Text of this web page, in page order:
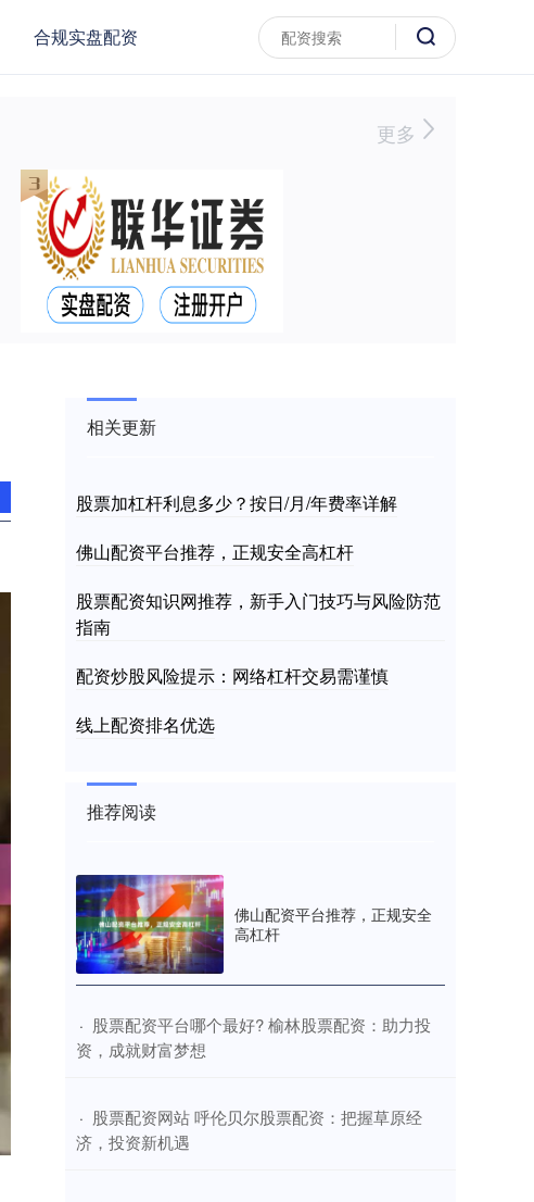
合规实盘配资
更多
相关更新
股票加杠杆利息多少？按日/月/年费率详解
佛山配资平台推荐，正规安全高杠杆
股票配资知识网推荐，新手入门技巧与风险防范
指南
配资炒股风险提示：网络杠杆交易需谨慎
线上配资排名优选
推荐阅读
佛山配资平台推荐，正规安全
高杠杆
· ​股票配资平台哪个最好? 榆林股票配资：助力投
资，成就财富梦想
· ​股票配资网站 呼伦贝尔股票配资：把握草原经
济，投资新机遇